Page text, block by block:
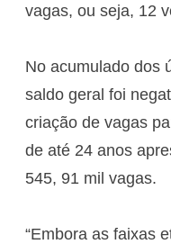
vagas, ou seja, 12
No acumulado dos
saldo geral foi
criação de vagas
de até 24 anos
545, 91 mil vagas.
“Embora as faixas